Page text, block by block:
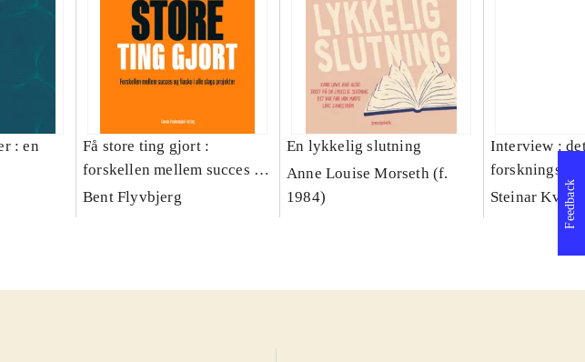
: en
Få store ting gjort :
forskellen mellem succes og
fiasko i alle slags projekter
Bent Flyvbjerg
En lykkelig slutning
Anne Louise Morseth (f.
1984)
Interview :
håndværk
Steinar Kvale
Feedback